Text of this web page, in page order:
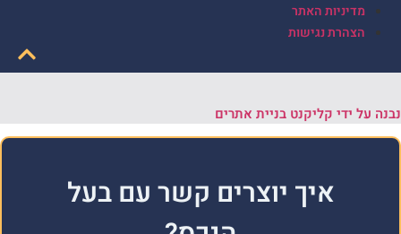
מדיניות האתר
הצהרת נגישות
נבנה על ידי קליקנט בניית אתרים
איך יוצרים קשר עם בעל